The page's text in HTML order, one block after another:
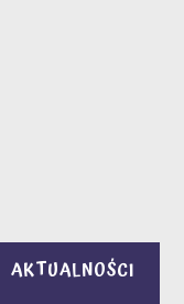
AKTUALNOŚCI